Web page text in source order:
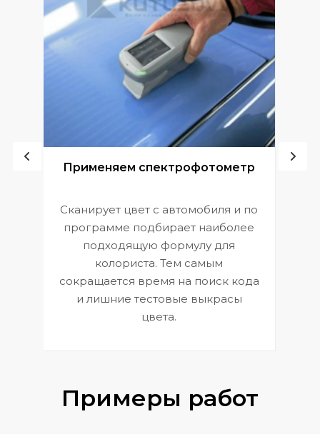
Применяем спектрофотометр
Сканирует цвет с автомобиля и по
программе подбирает наиболее
подходящую формулу для
колориста. Тем самым
сокращается время на поиск кода
и лишние тестовые выкрасы
цвета.
Примеры работ